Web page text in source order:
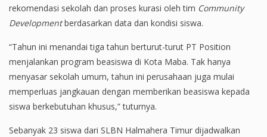
rekomendasi sekolah dan proses kurasi oleh tim Community
Developmentberdasarkan data dan kondisi siswa.
“Tahun ini menandai tiga tahun berturut-turut PT Position
menjalankan program beasiswa di Kota Maba. Tak hanya
menyasar sekolah umum, tahun ini perusahaan juga mulai
memperluas jangkauan dengan memberikan beasiswa kepada
siswa berkebutuhan khusus,” tuturnya.
Sebanyak 23 siswa dari SLBN Halmahera Timur dijadwalkan